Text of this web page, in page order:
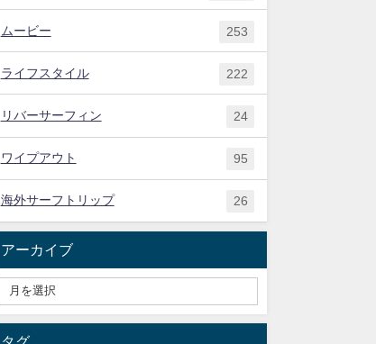
ムービー 253
ライフスタイル 222
リバーサーフィン 24
ワイプアウト 95
海外サーフトリップ 26
アーカイブ